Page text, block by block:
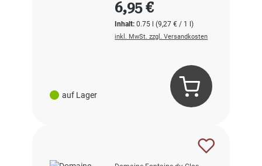
auf Lager
Inhalt:0.75 l(9,27 € / 1 l)
6,95 €
inkl. MwSt. zzgl. Versandkosten